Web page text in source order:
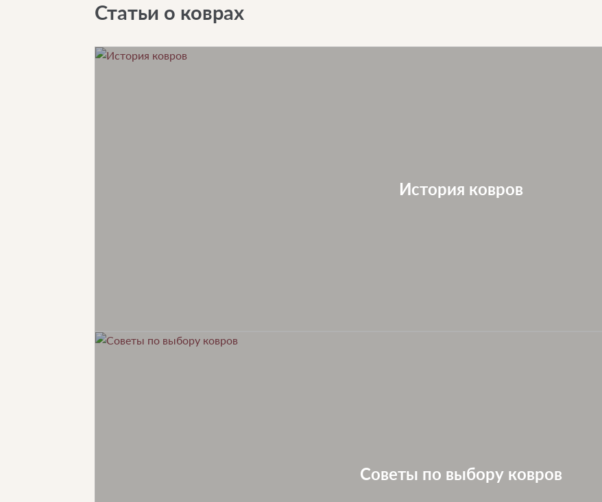
Статьи о коврах
История ковров
Советы по выбору ковров